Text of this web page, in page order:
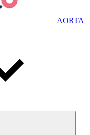
AORTA